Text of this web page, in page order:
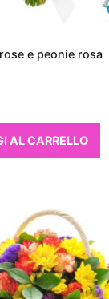
e peonie rosa
AL CARRELLO